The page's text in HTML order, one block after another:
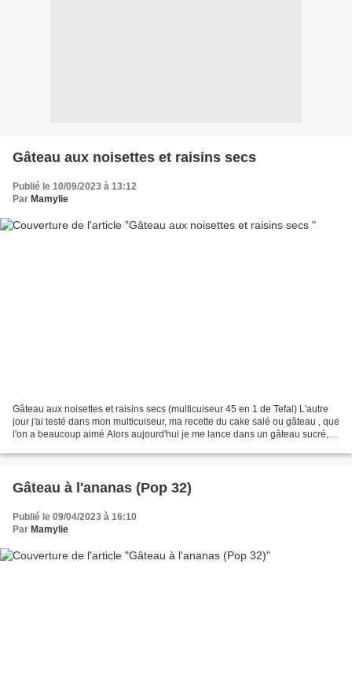
Gâteau aux noisettes et raisins secs
Publié le 10/09/2023 à 13:12
Par Mamylie
Gâteau aux noisettes et raisins secs (multicuiseur 45 en 1 de Tefal) L'autre
jour j'ai testé dans mon multicuiseur, ma recette du cake salé ou gâteau , que
l'on a beaucoup aimé Alors aujourd'hui je me lance dans un gâteau sucré,
Gâteau à l'ananas (Pop 32)
Publié le 09/04/2023 à 16:10
Par Mamylie